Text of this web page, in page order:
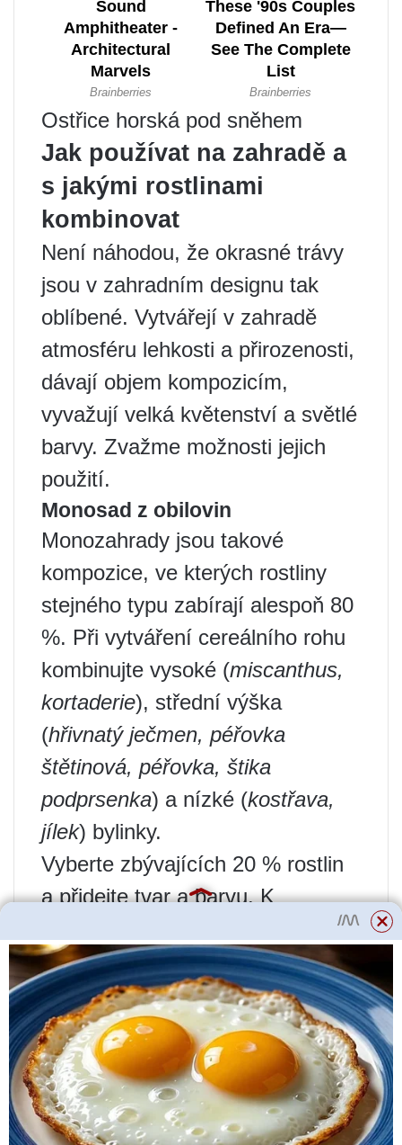
Ostřice horská pod sněhem
Jak používat na zahradě a
s jakými rostlinami
kombinovat
Není náhodou, že okrasné trávy
jsou v zahradním designu tak
oblíbené. Vytvářejí v zahradě
atmosféru lehkosti a přirozenosti,
dávají objem kompozicím,
vyvažují velká květenství a světlé
barvy. Zvažme možnosti jejich
použití.
Monosad z obilovin
Monozahrady jsou takové
kompozice, ve kterých rostliny
stejného typu zabírají alespoň 80
%. Při vytváření cereálního rohu
kombinujte vysoké (miscanthus,
kortaderie), střední výška
(hřivnatý ječmen, péřovka
štětinová, péřovka, štika
podprsenka) a nízké (kostřava,
jílek) bylinky.
Vyberte zbývajících 20 % rostlin
a přidejte tvar a barvu. K
deštníkyřebříček a rozchodník,
kulovitá květenstvímonarda,
burnet, echinops , svíčky
náprstník a delphinium,
„sedmikrásky“echinacea a
rudbekie.